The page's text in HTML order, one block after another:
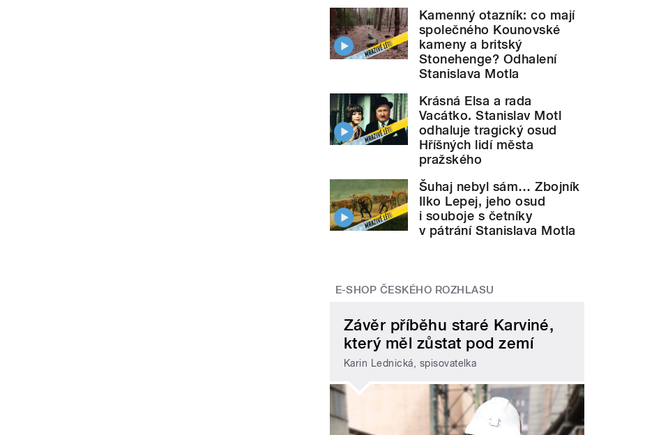
Kamenný otazník: co mají
společného Kounovské
kameny a britský
Stonehenge? Odhalení
Stanislava Motla
Krásná Elsa a rada
Vacátko. Stanislav Motl
odhaluje tragický osud
Hříšných lidí města
pražského
Šuhaj nebyl sám… Zbojník
Ilko Lepej, jeho osud
i souboje s četníky
v pátrání Stanislava Motla
E-SHOP ČESKÉHO ROZHLASU
Závěr příběhu staré Karviné,
který měl zůstat pod zemí
Karin Lednická, spisovatelka